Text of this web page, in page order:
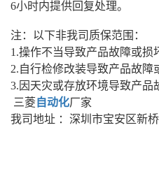
6小时内提供回复处理。
注：以下非我司质保范围：
1.操作不当导致产品故障或损
2.自行检修改装导致产品故障
3.因天灾或存放环境导致产品
三菱 自动化厂家
我司地址 ：深圳市宝安区新